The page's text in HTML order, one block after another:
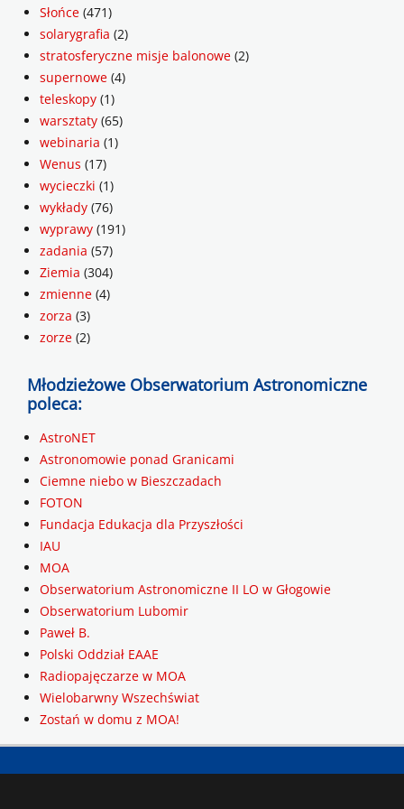
Słońce (471)
solarygrafia (2)
stratosferyczne misje balonowe (2)
supernowe (4)
teleskopy (1)
warsztaty (65)
webinaria (1)
Wenus (17)
wycieczki (1)
wykłady (76)
wyprawy (191)
zadania (57)
Ziemia (304)
zmienne (4)
zorza (3)
zorze (2)
Młodzieżowe Obserwatorium Astronomiczne
poleca:
AstroNET
Astronomowie ponad Granicami
Ciemne niebo w Bieszczadach
FOTON
Fundacja Edukacja dla Przyszłości
IAU
MOA
Obserwatorium Astronomiczne II LO w Głogowie
Obserwatorium Lubomir
Paweł B.
Polski Oddział EAAE
Radiopajęczarze w MOA
Wielobarwny Wszechświat
Zostań w domu z MOA!